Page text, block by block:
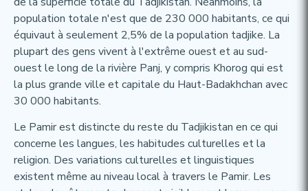
population totale n'est que de 230 000 habitants, ce qui
équivaut à seulement 2,5% de la population tadjike. La
plupart des gens vivent à l'extrême ouest et au sud-
ouest le long de la rivière Panj, y compris Khorog qui est
la plus grande ville et capitale du Haut-Badakhchan avec
30 000 habitants.
Le Pamir est distincte du reste du Tadjikistan en ce qui
concerne les langues, les habitudes culturelles et la
religion. Des variations culturelles et linguistiques
existent même au niveau local à travers le Pamir. Les